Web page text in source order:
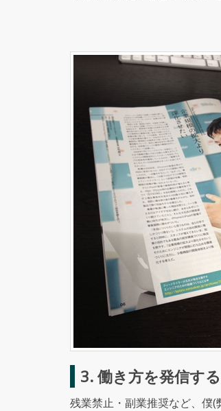
3. 働き方を発信す
残業禁止・副業推奨など、僕(